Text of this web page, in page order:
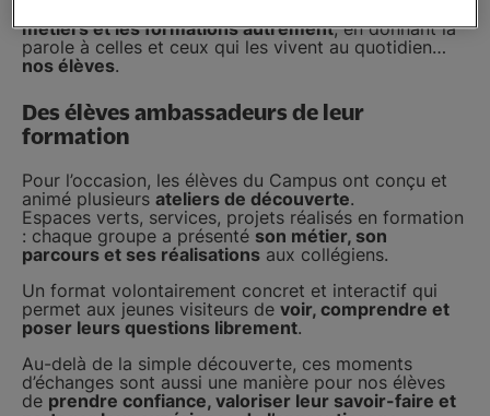
métiers et les formations autrement, en donnant la
parole à celles et ceux qui les vivent au quotidien…
nos élèves.
Des élèves ambassadeurs de leur
formation
Pour l’occasion, les élèves du Campus ont conçu et
animé plusieurs ateliers de découverte.
Espaces verts, services, projets réalisés en formation
: chaque groupe a présenté son métier, son
parcours et ses réalisations aux collégiens.
Un format volontairement concret et interactif qui
permet aux jeunes visiteurs de voir, comprendre et
poser leurs questions librement.
Au-delà de la simple découverte, ces moments
d’échanges sont aussi une manière pour nos élèves
de prendre confiance, valoriser leur savoir-faire et